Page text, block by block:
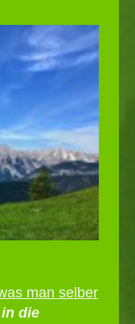
man selber
die